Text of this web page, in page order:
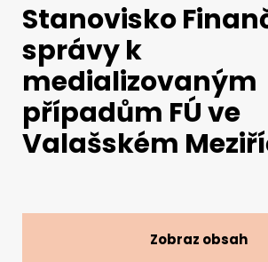
Daně
Mezinárodní spolupráce
Kontakty
Stanovisko
správy k
medializovaným
případům FÚ ve
Valašském
Zobraz obsah